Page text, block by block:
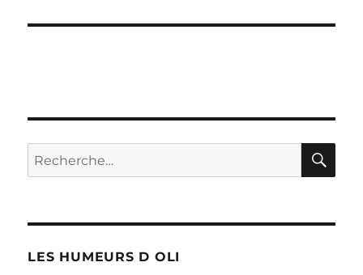
Recherche
pour :
LES HUMEURS D OLI